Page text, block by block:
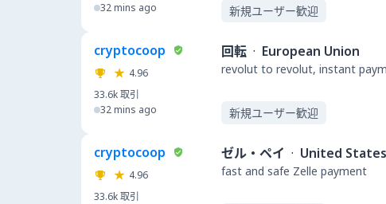
32 mins ago
新規ユーザー歓迎
cryptocoop
4.96
33.6k取引
32 mins ago
回転 · European Union
revolut to revolut, instant
新規ユーザー歓迎
cryptocoop
4.96
33.6k取引
ゼル・ペイ · United States
fast and safe Zelle payment